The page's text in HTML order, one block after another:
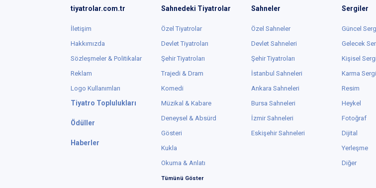
tiyatrolar.com.tr
İletişim
Hakkımızda
Sözleşmeler & Politikalar
Reklam
Logo Kullanımları
Tiyatro Toplulukları
Ödüller
Haberler
Sahnedeki Tiyatrolar
Özel Tiyatrolar
Devlet Tiyatroları
Şehir Tiyatroları
Trajedi & Dram
Komedi
Müzikal & Kabare
Deneysel & Absürd
Gösteri
Kukla
Okuma & Anlatı
Tümünü Göster
Sahneler
Özel Sahneler
Devlet Sahneleri
Şehir Tiyatroları
İstanbul Sahneleri
Ankara Sahneleri
Bursa Sahneleri
İzmir Sahneleri
Eskişehir Sahneleri
Sergiler
Güncel
Gelecek
Kişisel
Karma
Resim
Heykel
Fotoğraf
Dijital
Yerleşme
Diğer